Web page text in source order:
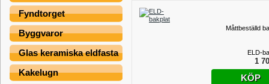
Fyndtorget
Byggvaror
Glas keramiska eldfasta
Kakelugn
Måttbeställd
ELD-
1
KÖP